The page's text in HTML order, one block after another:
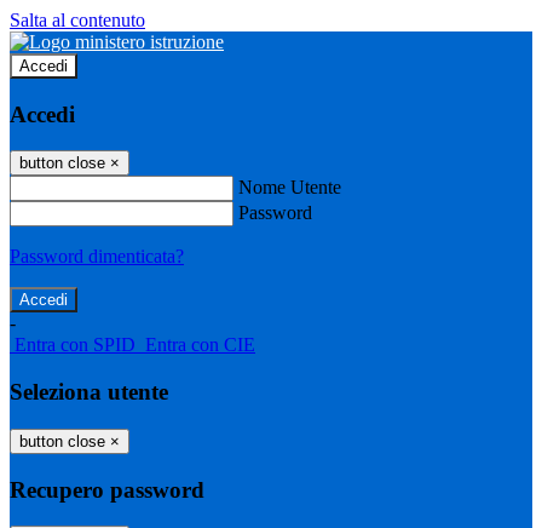
Salta al contenuto
Accedi
Accedi
button close ×
Nome Utente
Password
Password dimenticata?
-
Entra con SPID Entra con CIE
Seleziona utente
button close ×
Recupero password